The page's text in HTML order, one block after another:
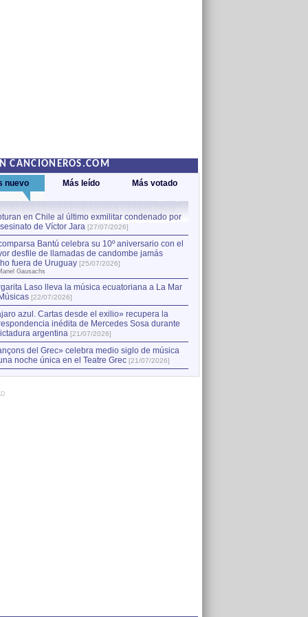
CANCIONEROS.COM
nuevo Más leído Más votado
en Chile al último exmilitar condenado por
de Víctor Jara [27/07/2026]
Bantú celebra su 10º aniversario con el
desfile de llamadas de candombe jamás
fuera de Uruguay [25/07/2026]
Gausachs
Laso lleva la música ecuatoriana a La Mar
[22/07/2026]
azul. Cartas desde el exilio» recupera la
inédita de Mercedes Sosa durante
argentina [21/07/2026]
del Grec» celebra medio siglo de música
noche única en el Teatre Grec [21/07/2026]